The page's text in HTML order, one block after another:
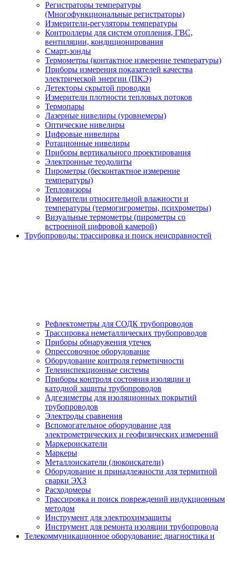
Регистраторы температуры
(Многофункциональные регистраторы)
Измерители-регуляторы температуры
Контроллеры для систем отопления, ГВС,
вентиляции, кондиционирования
Смарт-зонды
Термометры (контактное измерение температуры)
Приборы измерения показателей качества
электрической энергии (ПКЭ)
Детекторы скрытой проводки
Измерители плотности тепловых потоков
Термопары
Лазерные нивелиры (уровнемеры)
Оптические нивелиры
Цифровые нивелиры
Ротационные нивелиры
Приборы вертикального проектирования
Электронные теодолиты
Пирометры (бесконтактное измерение
температуры)
Тепловизоры
Измерители относительной влажности и
температуры (термогигрометры, психрометры)
Визуальные термометры (пирометры со
встроенной цифровой камерой)
Трубопроводы: трассировка и поиск неисправностей
Рефлектометры для СОДК трубопроводов
Трассировка неметаллических трубопроводов
Приборы обнаружения утечек
Опрессовочное оборудование
Оборудование контроля герметичности
Телеинспекционные системы
Приборы контроля состояния изоляции и
катодной защиты трубопроводов
Адгезиметры для изоляционных покрытий
трубопроводов
Электроды сравнения
Вспомогательное оборудование для
электрометрических и геофизических измерений
Маркероискатели
Маркеры
Металлоискатели (люкоискатели)
Оборудование и принадлежности для термитной
сварки ЭХЗ
Расходомеры
Трассировка и поиск повреждений индукционным
методом
Инструмент для электрохимзащиты
Инструмент для ремонта изоляции трубопровода
Телекоммуникационное оборудование: диагностика и